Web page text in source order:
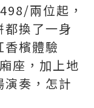
兩位起，
換了一身
檳體驗
座，加上地
奏，怎計